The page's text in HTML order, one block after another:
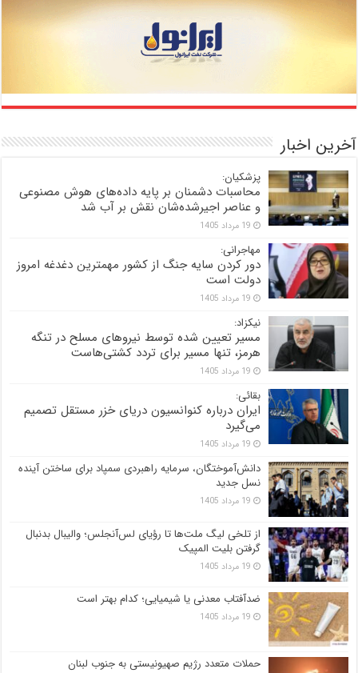
آخرین اخبار
پزشکیان:
محاسبات دشمنان بر پایه داده‌های هوش مصنوعی
و عناصر اجیرشده‌شان نقش بر آب شد
19 مرداد 1405
مهاجرانی:
دور کردن سایه جنگ از کشور مهمترین دغدغه امروز
دولت است
19 مرداد 1405
نیکزاد:
مسیر تعیین شده توسط نیروهای مسلح در تنگه
هرمز، تنها مسیر برای تردد کشتی‌هاست
19 مرداد 1405
بقائی:
ایران درباره کنوانسیون دریای خزر مستقل تصمیم
می‌گیرد
19 مرداد 1405
دانش‌آموختگان، سرمایه راهبردی سمپاد برای ساختن آینده
نسل جدید
19 مرداد 1405
از تلخی لیگ ملت‌ها تا رؤیای لس‌آنجلس؛ والیبال بدنبال
گرفتن بلیت المپیک
19 مرداد 1405
ضدآفتاب‌ معدنی یا شیمیایی؛ کدام بهتر است
19 مرداد 1405
حملات متعدد رژیم صهیونیستی به جنوب لبنان